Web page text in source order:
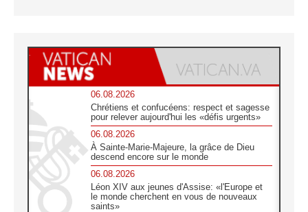
06.08.2026
Chrétiens et confucéens: respect et sagesse
pour relever aujourd'hui les «défis urgents»
06.08.2026
À Sainte-Marie-Majeure, la grâce de Dieu
descend encore sur le monde
06.08.2026
Léon XIV aux jeunes d'Assise: «l'Europe et
le monde cherchent en vous de nouveaux
saints»